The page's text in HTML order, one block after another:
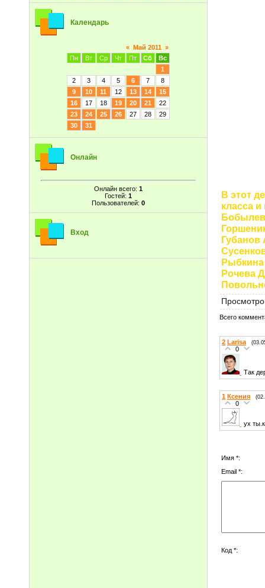
Календарь
« Май 2011 »
Пн
Вт Ср Чт Пт Сб
Вс
1
2
3 4 5 6 7
8
9
10 11 12 13 14
15
16
17 18 19 20 21
22
23
24 25 26 27 28
29
30
31
Онлайн
Онлайн всего: 1
Гостей: 1
Пользователей: 0
Вход
В этот
класса
Губанов
Рыбкина
Рочева
Всего
2 Larisa
0
Так
1 Ксения
0
ух
Имя *:
Email *:
Код *: